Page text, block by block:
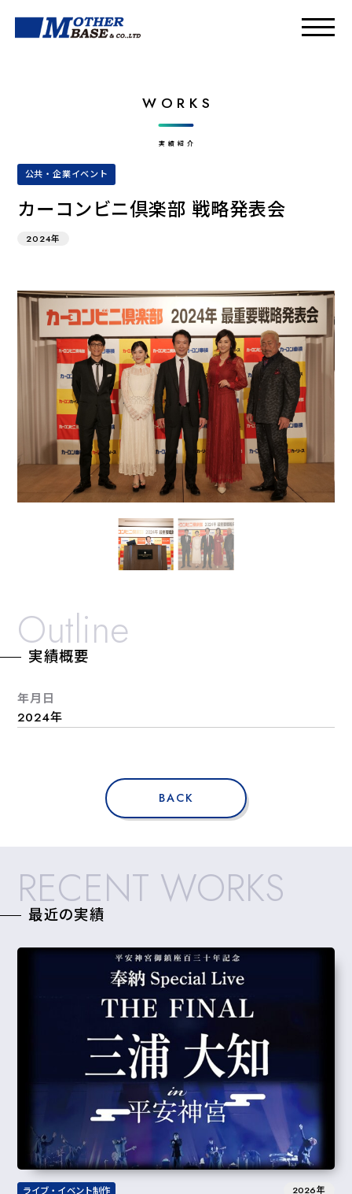
WORKS
実績紹介
公共・企業イベント
カーコンビニ倶楽部 戦略発表会
2024年
Outline
実績概要
年月日
2024年
BACK
RECENT WORKS
最近の実績
ライブ・イベント制作 2026年